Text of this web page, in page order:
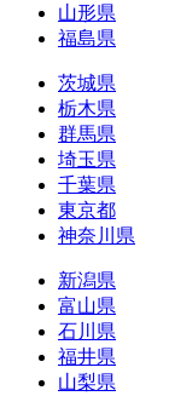
山形県
福島県
茨城県
栃木県
群馬県
埼玉県
千葉県
東京都
神奈川県
新潟県
富山県
石川県
福井県
山梨県